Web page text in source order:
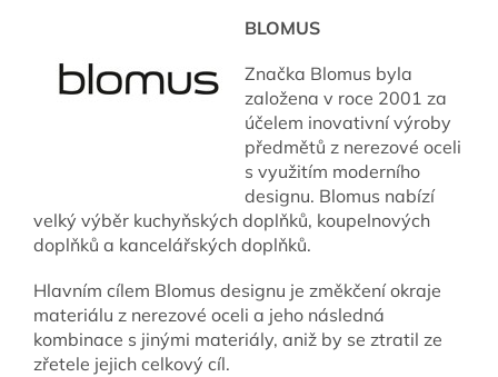
BLOMUS
Značka Blomus byla
založena v roce 2001 za
účelem inovativní výroby
předmětů z nerezové oceli
s využitím moderního
designu. Blomus nabízí
velký výběr kuchyňských doplňků, koupelnových
doplňků a kancelářských doplňků.
Hlavním cílem Blomus designu je změkčení okraje
materiálu z nerezové oceli a jeho následná
kombinace s jinými materiály, aniž by se ztratil ze
zřetele jejich celkový cíl.